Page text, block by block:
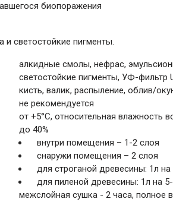
биопоражения
светостойкие пигменты.
алкидные смолы, нефрас,
светостойкие пигменты, УФ-фильтр
кисть, валик, распыление, облив/
не рекомендуется
от +5°С, относительная влажность
до 40%
внутри помещения – 1-2 слоя
снаружи помещения – 2 слоя
для строганой древесины: 1л на
для пиленой древесины: 1л на
межслойная сушка - 2 часа, полное